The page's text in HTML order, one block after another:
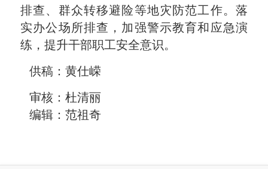
排查、群众转移避险等地灾防范工作。落
实办公场所排查，加强警示教育和应急演
练，提升干部职工安全意识。
供稿：黄仕嵘
审核：杜清丽
编辑：范祖奇